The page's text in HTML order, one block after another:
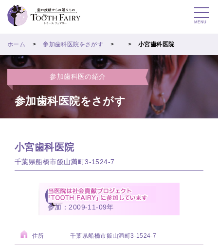
MENU
ホーム 参加歯科医院をさがす 小宮歯科医院
参加歯科医の紹介
参加歯科医院をさがす
小宮歯科医院
千葉県船橋市飯山満町3-1524-7
参加：2009-11-09年
住所 千葉県船橋市飯山満町3-1524-7